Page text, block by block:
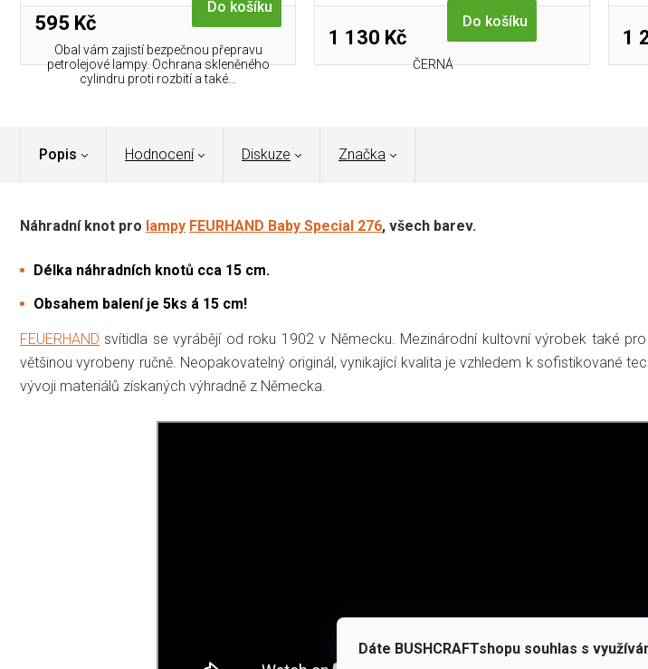
Dáte BUSHCRAFTshopu souhlas s
595 Kč
Do košíku
Obal vám zajistí bezpečnou přepravu
petrolejové lampy. Ochrana skleněného
cylindru proti rozbití a také...
1 130 Kč
Do košíku
ČERNÁ
1
Popis Hodnocení Diskuze Značka
Náhradní knot pro lampy FEURHAND Baby Special 276, všech barev.
Délka náhradních knotů cca 15 cm.
Obsahem balení je 5ks á 15 cm!
FEUERHAND svítidla se vyrábějí od roku 1902 v Německu. Mezinárodní kultovní výrobek také
většinou vyrobeny ručně. Neopakovatelný originál, vynikající kvalita je vzhledem k sofistikované
vývoji materiálů získaných výhradně z Německa.